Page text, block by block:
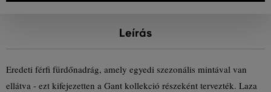
Leírás
Eredeti férfi fürdőnadrág, amely egyedi szezonális mintával van
ellátva - ezt kifejezetten a Gant kollekció részeként tervezték. Laza